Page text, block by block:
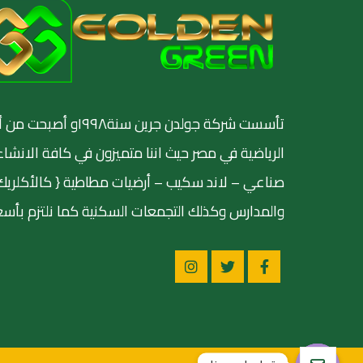
تأسست شركة جولدن
الرياضية في مصر حيث اننا متميزون في كافة
صناعي – لاند سكيب – أرضيات مطاطية { كالأكلريك
والمدارس وكذلك التجمعات السكنية كما نلتزم